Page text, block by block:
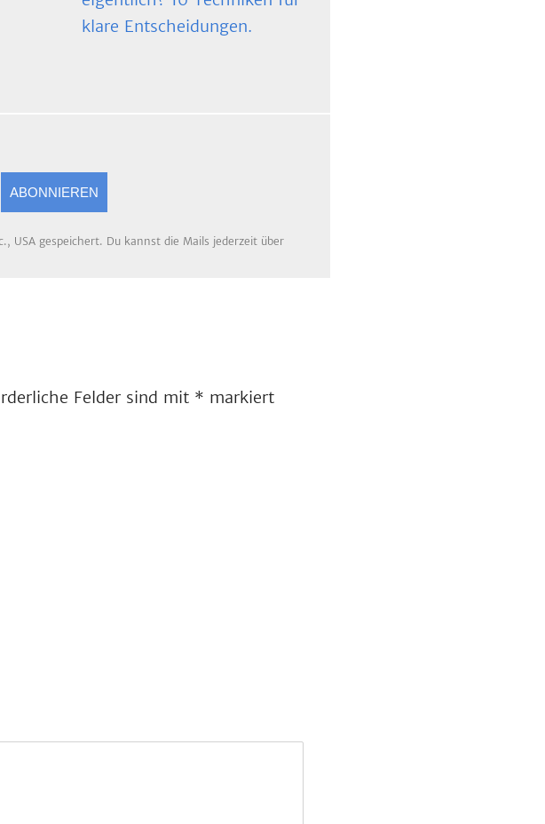
klare Entscheidungen.
ABONNIEREN
USA gespeichert. Du kannst die Mails jederzeit über
Felder sind mit * markiert